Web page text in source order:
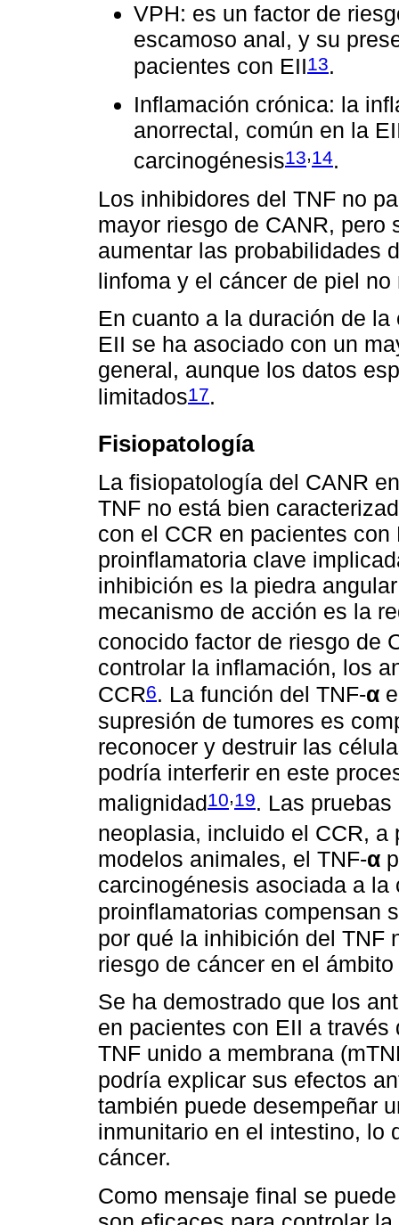
VPH: es un factor de
escamoso anal, y su
pacientes con EII13.
Inflamación crónica: la
anorrectal, común en la
carcinogénesis13,14.
Los inhibidores del TNF no
mayor riesgo de CANR, pero
aumentar las probabilidades
linfoma y el cáncer de piel no
En cuanto a la duración de
EII se ha asociado con un
general, aunque los datos
limitados17.
Fisiopatología
La fisiopatología del CANR
TNF no está bien
con el CCR en pacientes con
proinflamatoria clave
inhibición es la piedra
mecanismo de acción es la
conocido factor de riesgo de
controlar la inflamación, los
CCR6. La función del TNF-α
supresión de tumores es
reconocer y destruir las
podría interferir en este
malignidad10,19. Las
neoplasia, incluido el CCR,
modelos animales, el TNF-α
carcinogénesis asociada a
proinflamatorias compensan
por qué la inhibición del TNF
riesgo de cáncer en el
Se ha demostrado que los
en pacientes con EII a
TNF unido a membrana
podría explicar sus efectos
también puede desempeñar
inmunitario en el intestino, lo
cáncer.
Como mensaje final se